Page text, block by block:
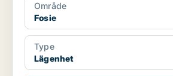
Område
Fosie
Type
Lägenhet